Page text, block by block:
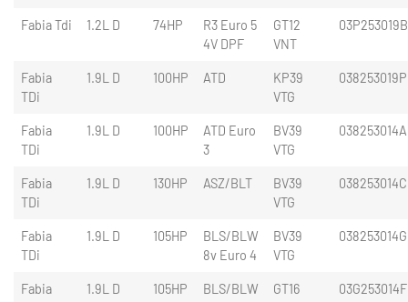
Fabia Tdi 1.2L D 74HP
R3 Euro 5
4V DPF
GT12
VNT
Fabia
TDi
1.9L D 100HP ATD
KP39
VTG
038253019P
Fabia
TDi
1.9L D 100HP
ATD Euro
3
BV39
VTG
038253014A
Fabia
TDi
1.9L D 130HP ASZ/BLT
BV39
VTG
038253014C
Fabia
TDi
1.9L D 105HP
BLS/BLW
8v Euro 4
BV39
VTG
038253014G
Fabia
1.9L D 105HP
BLS/BLW
GT16
03G253014F